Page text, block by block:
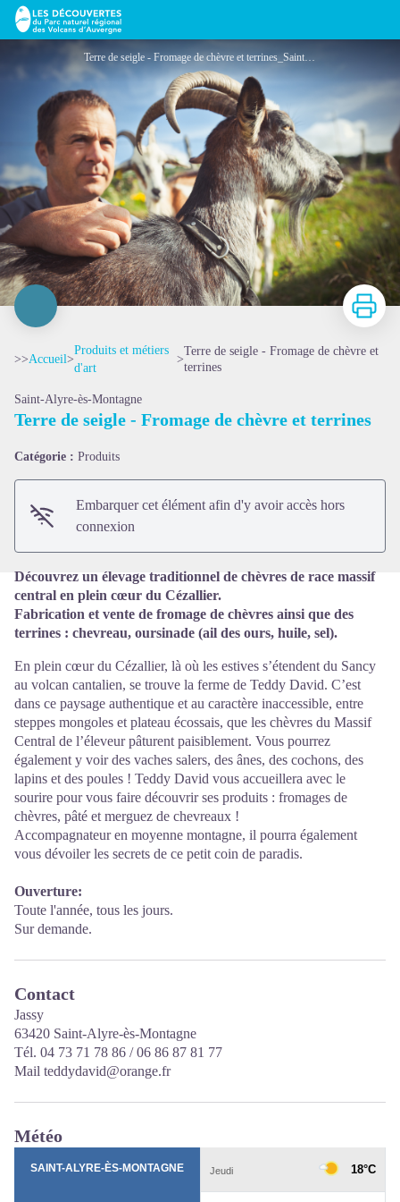
Terre de seigle - Fromage de chèvre et terrines
Terre de seigle - Fromage de chèvre et terrines_Saint-Alyre-ès-Montagne - Eve Lancery
Imprimer
>>Accueil>
Produits et métiers
d'art
>
Terre de seigle - Fromage de chèvre et
terrines
Saint-Alyre-ès-Montagne
Terre de seigle - Fromage de chèvre et terrines
Catégorie : Produits
Embarquer cet élément afin d'y avoir accès hors
connexion
Découvrez un élevage traditionnel de chèvres de race massif
central en plein cœur du Cézallier.
Fabrication et vente de fromage de chèvres ainsi que des
terrines : chevreau, oursinade (ail des ours, huile, sel).
En plein cœur du Cézallier, là où les estives s’étendent du Sancy
au volcan cantalien, se trouve la ferme de Teddy David. C’est
dans ce paysage authentique et au caractère inaccessible, entre
steppes mongoles et plateau écossais, que les chèvres du Massif
Central de l’éleveur pâturent paisiblement. Vous pourrez
également y voir des vaches salers, des ânes, des cochons, des
lapins et des poules ! Teddy David vous accueillera avec le
sourire pour vous faire découvrir ses produits : fromages de
chèvres, pâté et merguez de chevreaux !
Accompagnateur en moyenne montagne, il pourra également
vous dévoiler les secrets de ce petit coin de paradis.
Ouverture:
Toute l'année, tous les jours.
Sur demande.
Contact
Jassy
63420 Saint-Alyre-ès-Montagne
Tél. 04 73 71 78 86 / 06 86 87 81 77
Mail teddydavid@orange.fr
Météo